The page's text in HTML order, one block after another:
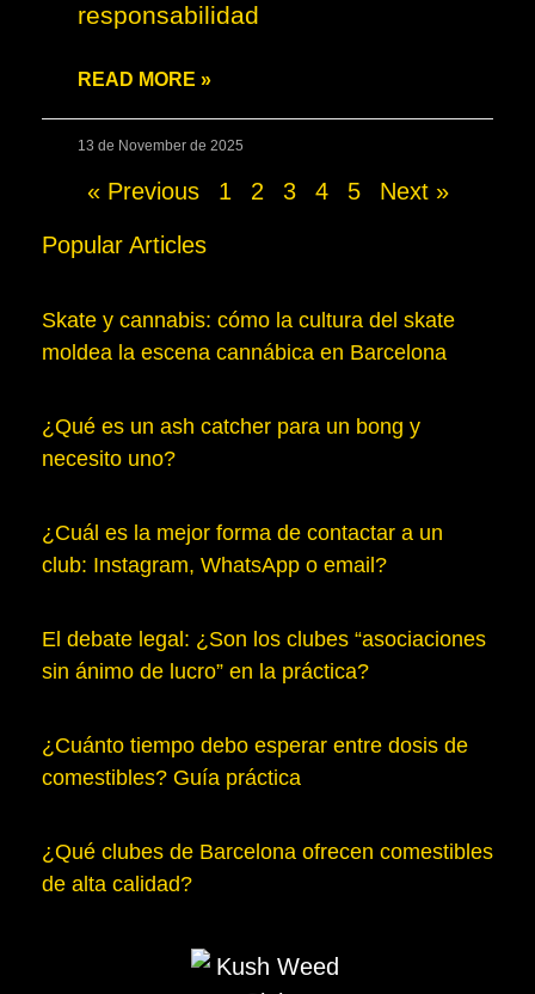
responsabilidad
READ MORE »
13 de November de 2025
« Previous 1 2 3 4 5 Next »
Popular Articles
Skate y cannabis: cómo la cultura del skate
moldea la escena cannábica en Barcelona
¿Qué es un ash catcher para un bong y
necesito uno?
¿Cuál es la mejor forma de contactar a un
club: Instagram, WhatsApp o email?
El debate legal: ¿Son los clubes “asociaciones
sin ánimo de lucro” en la práctica?
¿Cuánto tiempo debo esperar entre dosis de
comestibles? Guía práctica
¿Qué clubes de Barcelona ofrecen comestibles
de alta calidad?